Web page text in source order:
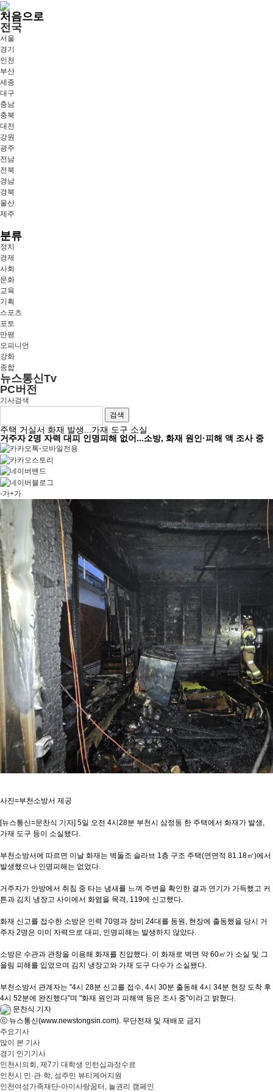
처음으로
전국
서울
경기
인천
부산
세종
대구
충남
충북
대전
강원
광주
전남
전북
경남
경북
울산
제주
분류
정치
경제
사회
문화
교육
기획
스포츠
포토
만평
오피니언
강화
종합
뉴스통신Tv
PC버전
기사검색
검색
주택 거실서 화재 발생...가재 도구 소실
거주자 2명 자력 대피 인명피해 없어...소방, 화재 원인·피해 액 조사 중
-가+가
사진=부천소방서 제공
[뉴스통신=문찬식 기자] 5일 오전 4시28분 부천시 삼정동 한 주택에서 화재가 발생,
가재 도구 등이 소실됐다.
부천소방서에 따르면 이날 화재는 벽돌조 슬라브 1층 구조 주택(연면적 81.18㎡)에서
발생했으나 인명피해는 없었다.
거주자가 안방에서 취침 중 타는 냄새를 느껴 주변을 확인한 결과 연기가 가득했고 커
튼과 김치 냉장고 사이에서 화염을 목격, 119에 신고했다.
화재 신고를 접수한 소방은 인력 70명과 장비 24대를 동원, 현장에 출동했을 당시 거
주자 2명은 이미 자력으로 대피, 인명피해는 발생하지 않았다.
소방은 수관과 관창을 이용해 화재를 진압했다. 이 화재로 벽면 약 60㎡가 소실 및 그
을림 피해를 입었으며 김치 냉장고와 가재 도구 다수가 소실됐다.
부천소방서 관계자는 "4시 28분 신고를 접수, 4시 30분 출동해 4시 34분 현장 도착 후
4시 52분에 완진했다"며 "화재 원인과 피해액 등은 조사 중"이라고 밝혔다.
문찬식 기자
ⓒ 뉴스통신(www.newstongsin.com). 무단전재 및 재배포 금지
주요기사
많이 본 기사
경기 인기기사
인천시의회, 제7기 대학생 인턴십과정수료
인천시 민·관·학, 섬주민 뷰티케어지원
인천여성가족재단-아이사랑꿈터, 놀권리 캠페인